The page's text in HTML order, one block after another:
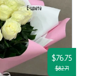
$76.75
$82.71